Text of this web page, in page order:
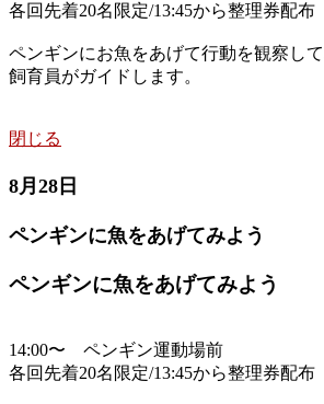
各回先着20名限定/13:45から整理券配布
ペンギンにお魚をあげて行動を観察して
飼育員がガイドします。
閉じる
8月28日
ペンギンに魚をあげてみよう
ペンギンに魚をあげてみよう
14:00〜 ペンギン運動場前
各回先着20名限定/13:45から整理券配布